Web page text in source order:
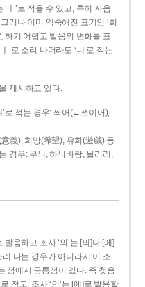
‘ㅣ’로 적을 수 있고, 특히 자음
러나 이미 익숙해진 표기인 ‘희
하기 어렵고 발음의 변화를 표
’로 소리 나더라도 ‘ㅢ’로 적는
제시하고 있다.
’로 적는 경우: 씌어(←쓰이어),
義), 희망(希望), 유희(遊戱) 등
경우: 무늬, 하늬바람, 늴리리,
발음하고 조사 ‘의’는 [의]나 [에]
나는 경우가 아니라서 이 조
점에서 공통점이 있다. 즉 첫음
적고, 조사 ‘의’는 [에]로 발음할